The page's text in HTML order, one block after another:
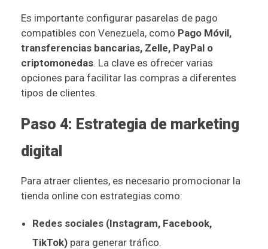
Es importante configurar pasarelas de pago
compatibles con Venezuela, como Pago Móvil,
transferencias bancarias, Zelle, PayPal o
criptomonedas. La clave es ofrecer varias
opciones para facilitar las compras a diferentes
tipos de clientes.
Paso 4: Estrategia de marketing
digital
Para atraer clientes, es necesario promocionar la
tienda online con estrategias como:
Redes sociales (Instagram, Facebook,
TikTok)para generar tráfico.